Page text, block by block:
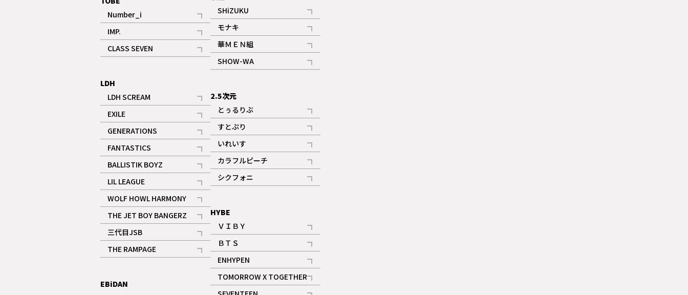
Number_i
記事
IMP.
記事
CLASS SEVEN
記事
LDH
LDH SCREAM
記事
EXILE
記事
GENERATIONS
記事
FANTASTICS
記事
BALLISTIK BOYZ
記事
LIL LEAGUE
記事
WOLF HOWL HARMONY
記事
THE JET BOY BANGERZ
記事
三代目JSB
記事
THE RAMPAGE
記事
EBiDAN
SHiZUKU
記事
モナキ
記事
華ＭＥＮ組
記事
SHOW-WA
記事
2.5次元
とぅるりぶ
記事
すとぷり
記事
ギャラリー
いれいす
記事
ギャラリー
カラフルピーチ
記事
シクフォニ
記事
HYBE
ＶＩＢＹ
記事
ＢＴＳ
記事
ENHYPEN
記事
TOMORROW X TOGETHER
記事